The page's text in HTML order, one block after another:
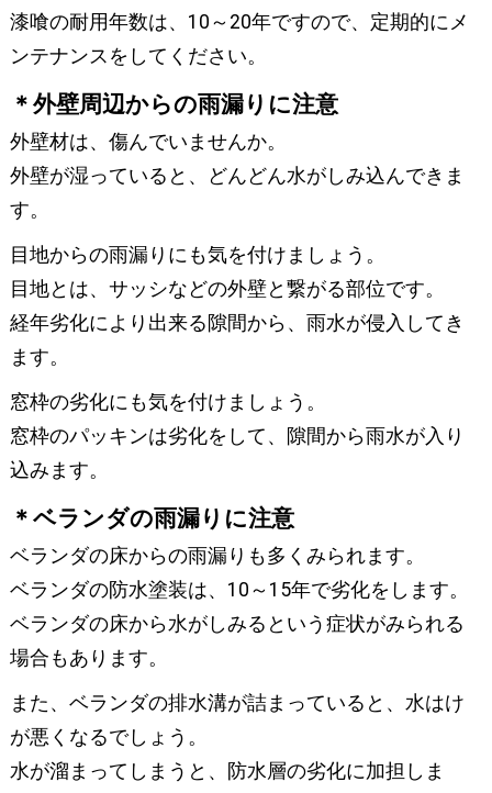
漆喰の耐用年数は、10～20年ですので、定期的にメ
ンテナンスをしてください。
＊外壁周辺からの雨漏りに注意
外壁材は、傷んでいませんか。
外壁が湿っていると、どんどん水がしみ込んできま
す。
目地からの雨漏りにも気を付けましょう。
目地とは、サッシなどの外壁と繋がる部位です。
経年劣化により出来る隙間から、雨水が侵入してき
ます。
窓枠の劣化にも気を付けましょう。
窓枠のパッキンは劣化をして、隙間から雨水が入り
込みます。
＊ベランダの雨漏りに注意
ベランダの床からの雨漏りも多くみられます。
ベランダの防水塗装は、10～15年で劣化をします。
ベランダの床から水がしみるという症状がみられる
場合もあります。
また、ベランダの排水溝が詰まっていると、水はけ
が悪くなるでしょう。
水が溜まってしまうと、防水層の劣化に加担しま